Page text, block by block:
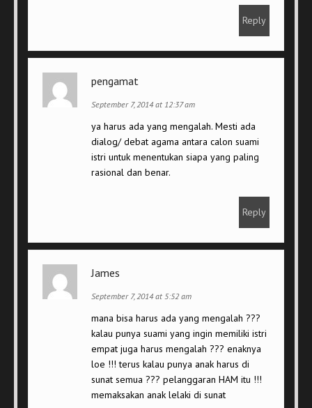
Reply
pengamat
September 7, 2014 at 12:37 am
ya harus ada yang mengalah. Mesti ada
dialog/ debat agama antara calon suami
istri untuk menentukan siapa yang paling
rasional dan benar.
Reply
James
September 7, 2014 at 5:52 am
mana bisa harus ada yang mengalah ???
kalau punya suami yang ingin memiliki istri
empat juga harus mengalah ??? enaknya
loe !!! terus kalau punya anak harus di
sunat semua ??? pelanggaran HAM itu !!!
memaksakan anak lelaki di sunat